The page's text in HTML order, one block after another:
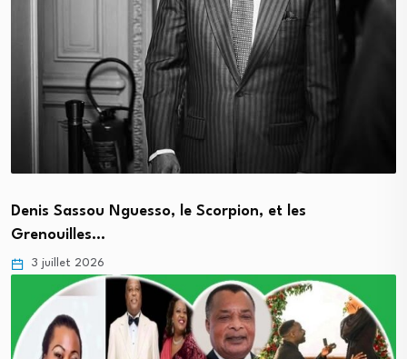
Denis Sassou Nguesso, le Scorpion, et les
Grenouilles…
3 juillet 2026